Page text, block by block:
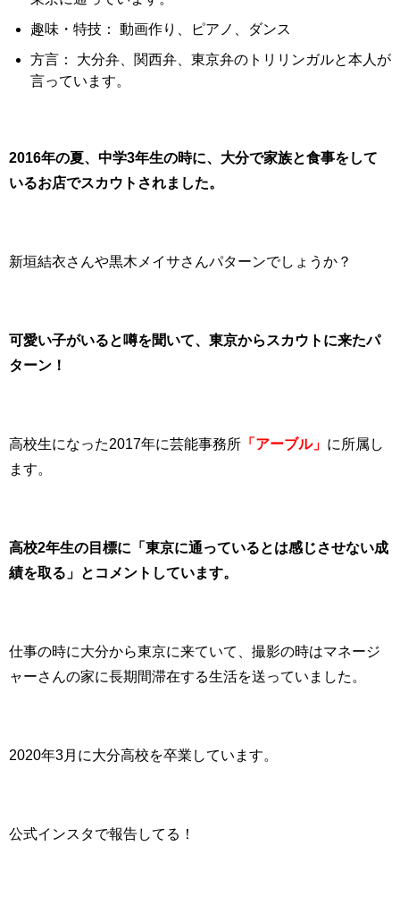
趣味・特技： 動画作り、ピアノ、ダンス
方言： 大分弁、関西弁、東京弁のトリリンガルと本人が
言っています。
2016年の夏、中学3年生の時に、大分で家族と食事をして
いるお店でスカウトされました。
新垣結衣さんや黒木メイサさんパターンでしょうか？
可愛い子がいると噂を聞いて、東京からスカウトに来たパ
ターン！
高校生になった2017年に芸能事務所 「アーブル」 に所属し
ます。
高校2年生の目標に「東京に通っているとは感じさせない成
績を取る」とコメントしています。
仕事の時に大分から東京に来ていて、撮影の時はマネージ
ャーさんの家に長期間滞在する生活を送っていました。
2020年3月に大分高校を卒業しています。
公式インスタで報告してる！